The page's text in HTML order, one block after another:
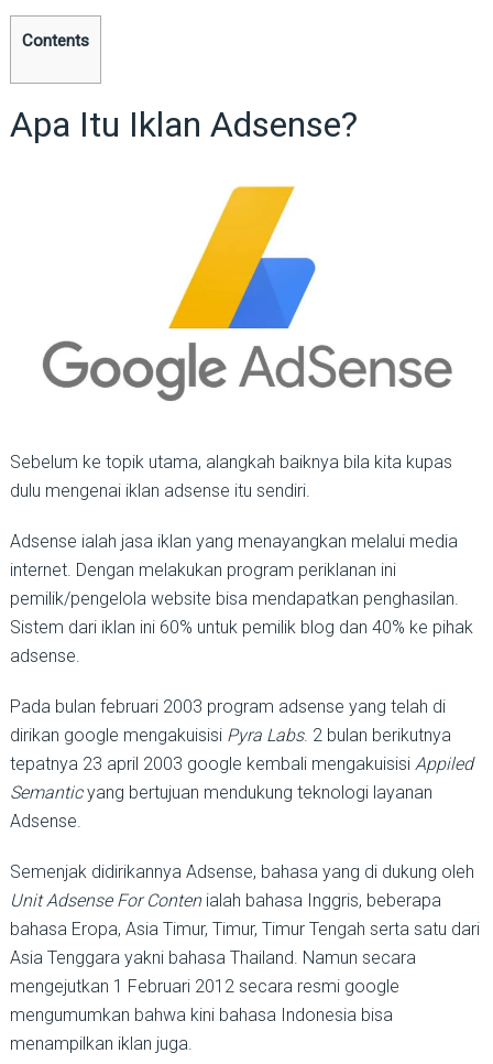
Contents
Apa Itu Iklan Adsense?
Sebelum ke topik utama, alangkah baiknya bila kita kupas
dulu mengenai iklan adsense itu sendiri.
Adsense ialah jasa iklan yang menayangkan melalui media
internet. Dengan melakukan program periklanan ini
pemilik/pengelola website bisa mendapatkan penghasilan.
Sistem dari iklan ini 60% untuk pemilik blog dan 40% ke pihak
adsense.
Pada bulan februari 2003 program adsense yang telah di
dirikan google mengakuisisi Pyra Labs. 2 bulan berikutnya
tepatnya 23 april 2003 google kembali mengakuisisi Appiled
Semanticyang bertujuan mendukung teknologi layanan
Adsense.
Semenjak didirikannya Adsense, bahasa yang di dukung oleh
Unit Adsense For Contenialah bahasa Inggris, beberapa
bahasa Eropa, Asia Timur, Timur, Timur Tengah serta satu dari
Asia Tenggara yakni bahasa Thailand. Namun secara
mengejutkan 1 Februari 2012 secara resmi google
mengumumkan bahwa kini bahasa Indonesia bisa
menampilkan iklan juga.